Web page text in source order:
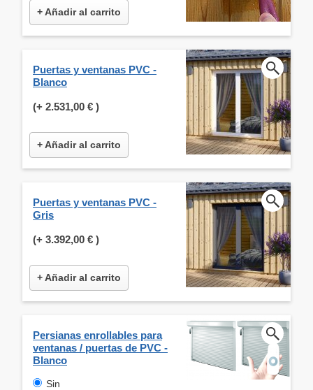
+ Añadir al carrito
Puertas y ventanas PVC -
Blanco
(+ 2.531,00 € )
+ Añadir al carrito
Puertas y ventanas PVC -
Gris
(+ 3.392,00 € )
+ Añadir al carrito
Persianas enrollables para
ventanas / puertas de PVC -
Blanco
Sin